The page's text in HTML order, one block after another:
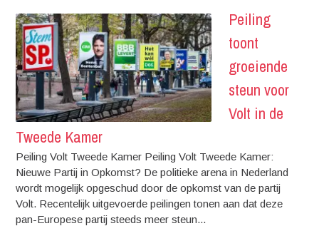
Peiling
toont
groeiende
steun voor
Volt in de
Tweede Kamer
Peiling Volt Tweede Kamer Peiling Volt Tweede Kamer:
Nieuwe Partij in Opkomst? De politieke arena in Nederland
wordt mogelijk opgeschud door de opkomst van de partij
Volt. Recentelijk uitgevoerde peilingen tonen aan dat deze
pan-Europese partij steeds meer steun...